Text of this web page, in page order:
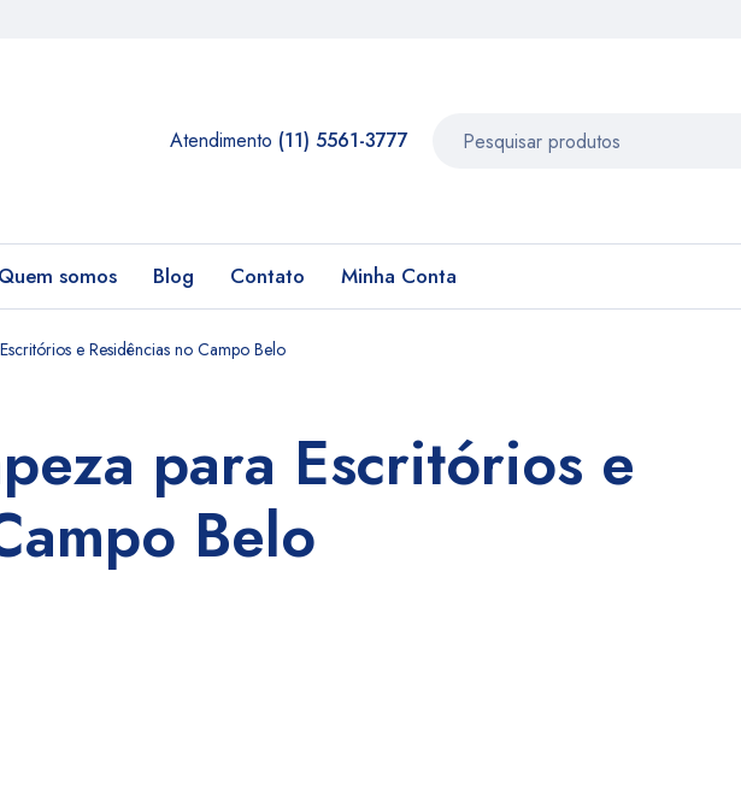
Atendimento (11) 5561-3777
Quem somos Blog Contato Minha Conta
e Residências no Campo Belo
para Escritórios e
Belo